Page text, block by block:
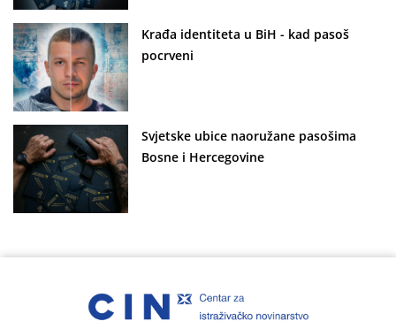
Krađa identiteta u BiH - kad pasoš
pocrveni
Svjetske ubice naoružane pasošima
Bosne i Hercegovine